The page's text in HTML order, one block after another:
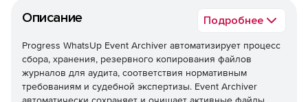
Описание Подробнее
Progress WhatsUp Event Archiver автоматизирует процесс
сбора, хранения, резервного копирования файлов
журналов для аудита, соответствия нормативным
требованиям и судебной экспертизы. Event Archiver